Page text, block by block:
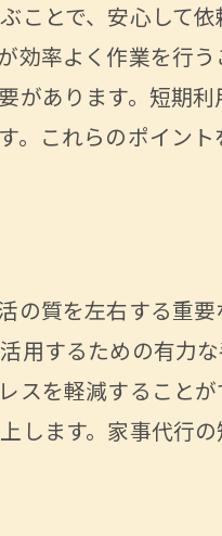
短期利用に適し
家事代行の短期利
家族との時間を
家事代行で生活
短期利用で日常
専門家に任せる安心
プロの手による
専門家が提供す
ことで、安心して
効率よく作業を行
があります。短期
。これらのポイン
の質を左右する重
用するための有力
スを軽減すること
します。家事代行